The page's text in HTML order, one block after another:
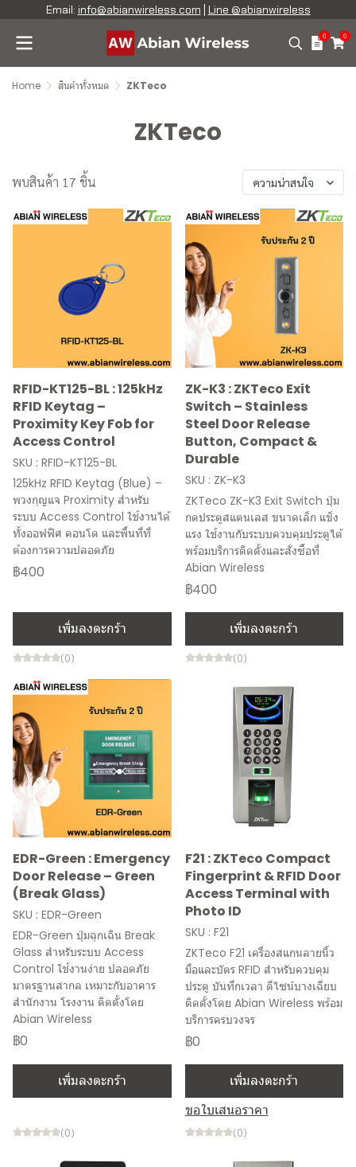
Email: info@abianwireless.com Line @abianwireless
0 0
Home สินค้าทั้งหมด ZKTeco
ZKTeco
พบสินค้า 17 ชิ้น ความน่าสนใจ
RFID-KT125-BL : 125kHz
RFID Keytag –
Proximity Key Fob for
Access Control
SKU : RFID-KT125-BL
125kHz RFID Keytag (Blue) –
พวงกุญแจ Proximity สำหรับ
ระบบ Access Control ใช้งานได้
ทั้งออฟฟิศ คอนโด และพื้นที่ที่
ต้องการความปลอดภัย
฿400
เพิ่มลงตะกร้า
(0)
ZK-K3 : ZKTeco Exit
Switch – Stainless
Steel Door Release
Button, Compact &
Durable
SKU : ZK-K3
ZKTeco ZK-K3 Exit Switch ปุ่ม
กดประตูสแตนเลส ขนาดเล็ก แข็ง
แรง ใช้งานกับระบบควบคุมประตูได้
พร้อมบริการติดตั้งและสั่งซื้อที่
Abian Wireless
฿400
เพิ่มลงตะกร้า
(0)
EDR-Green : Emergency
Door Release – Green
(Break Glass)
SKU : EDR-Green
EDR-Green ปุ่มฉุกเฉิน Break
Glass สำหรับระบบ Access
Control ใช้งานง่าย ปลอดภัย
มาตรฐานสากล เหมาะกับอาคาร
สำนักงาน โรงงาน ติดตั้งโดย
Abian Wireless
฿0
เพิ่มลงตะกร้า
(0)
F21 : ZKTeco Compact
Fingerprint & RFID Door
Access Terminal with
Photo ID
SKU : F21
ZKTeco F21 เครื่องสแกนลายนิ้ว
มือและบัตร RFID สำหรับควบคุม
ประตู บันทึกเวลา ดีไซน์บางเฉียบ
ติดตั้งโดย Abian Wireless พร้อม
บริการครบวงจร
฿0
เพิ่มลงตะกร้า
ขอใบเสนอราคา
(0)